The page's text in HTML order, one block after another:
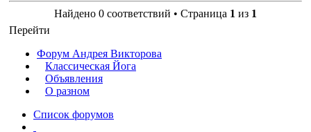
Найдено 0 соответствий • Страница 1 из 1
Перейти
Форум Андрея Викторова
Классическая Йога
Объявления
О разном
Список форумов